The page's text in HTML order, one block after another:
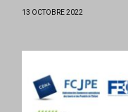
13 OCTOBRE 2022